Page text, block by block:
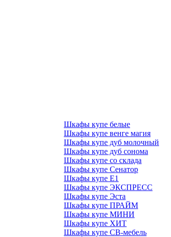
Шкафы купе белые
Шкафы купе венге магия
Шкафы купе дуб молочный
Шкафы купе дуб сонома
Шкафы купе со склада
Шкафы купе Сенатор
Шкафы купе Е1
Шкафы купе ЭКСПРЕСС
Шкафы купе Эста
Шкафы купе ПРАЙМ
Шкафы купе МИНИ
Шкафы купе ХИТ
Шкафы купе СВ-мебель